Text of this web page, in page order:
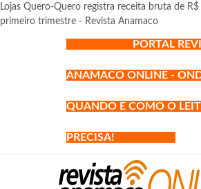
Lojas Quero-Quero registra receita bruta de
primeiro trimestre - Revista Anamaco
PORTAL
ANAMACO ONLINE -
QUANDO E COMO O
PRECISA!